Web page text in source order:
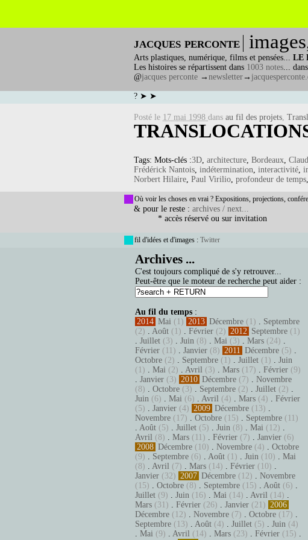
jacques perconte
Arts plastiques, numérique, films et pensées... LE
Les histoires se répartissent dans 1003 notes...
@jacques perconte → newsletter→
? ➤ ➤
Posté le 17 mai 1998 dans au fil des projets,
Tags: Mots-clés :3D, architecture, Bordeaux,
Frédérick Nantois, indétermination, interactivité,
Norbert Hilaire, Paul Virilio, profondeur de temps,
Où voir les choses en vrai ? Expositions, projections,
& pour le reste : archives / next...
* accès réservé ou sur invitation
fil d'idées et d'images : Twitter
Archives ...
C'est toujours compliqué de s'y retrouver...
Peut-être que le moteur de recherche peut aider :
Au fil du temps :
2014 Mai (1) 2013 Décembre (1) . Septembre
(2) . Août (1) . Février (2) 2012 Septembre (1)
. Juillet (3) . Juin (8) . Mai (3) . Mars (24) .
Février (11) . Janvier (8) 2011 Décembre (5) .
Octobre (2) . Septembre (1) . Juillet (1) . Juin
(1) . Mai (2) . Avril (3) . Mars (17) . Février (9)
. Janvier (3) 2010 Décembre (7) . Novembre
(8) . Octobre (3) . Septembre (2) . Juillet (2) .
Juin (6) . Mai (6) . Avril (4) . Mars (4) . Février
(5) . Janvier (4) 2009 Décembre (13) .
Novembre (17) . Octobre (15) . Septembre (11)
. Août (5) . Juillet (5) . Juin (8) . Mai (12) .
Avril (8) . Mars (11) . Février (7) . Janvier (6)
2008 Décembre (10) . Novembre (4) . Octobre
(9) . Septembre (6) . Août (1) . Juin (10) . Mai
(8) . Avril (7) . Mars (14) . Février (10) .
Janvier (32) 2007 Décembre (12) . Novembre
(15) . Octobre (8) . Septembre (15) . Août (6) .
Juillet (9) . Juin (16) . Mai (14) . Avril (14) .
Mars (31) . Février (26) . Janvier (21) 2006
Décembre (12) . Novembre (7) . Octobre (17) .
Septembre (13) . Août (4) . Juillet (5) . Juin (4)
. Mai (9) . Avril (14) . Mars (23) . Février (15) .